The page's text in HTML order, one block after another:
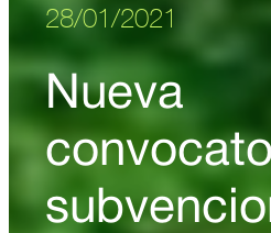
28/01/2021
Nueva